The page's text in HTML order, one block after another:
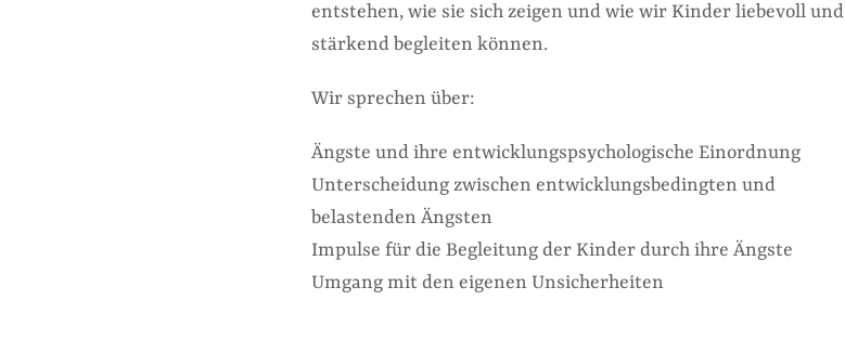
entstehen, wie sie sich zeigen und wie wir Kinder liebevoll und
stärkend begleiten können.
Wir sprechen über:
Ängste und ihre entwicklungspsychologische Einordnung
Unterscheidung zwischen entwicklungsbedingten und
belastenden Ängsten
Impulse für die Begleitung der Kinder durch ihre Ängste
Umgang mit den eigenen Unsicherheiten